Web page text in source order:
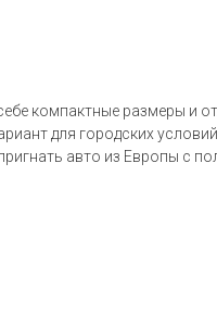
компактные размеры и
для городских
авто из Европы с